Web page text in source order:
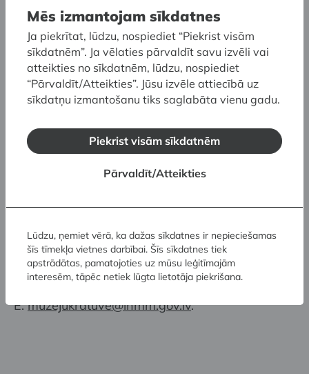
Ekspozīcija apskatāma bezmaksas.
Informāciju par papildus piedāvājuma cenām
Noderīga informācija
Apmeklētājiem ar velosipēdiem: velosipēdu
stāvvietas atrodas pa kreisi no ēkas galvenās
cenām.
Ja jums jānodrošina īpašas piekļuves prasības
vai ir radušies jautājumi, lūdzam sazināties ar
E:muzejukratuve@lnmm.gov.lv.
Mēs izmantojam sīkdatnes
Ja piekrītat, lūdzu, nospiediet “Piekrist visām
sīkdatnēm”. Ja vēlaties pārvaldīt savu izvēli vai
atteikties no sīkdatnēm, lūdzu, nospiediet
“Pārvaldīt/Atteikties”. Jūsu izvēle attiecībā uz
sīkdatņu izmantošanu tiks saglabāta vienu gadu.
Piekrist visām sīkdatnēm
Pārvaldīt/Atteikties
Lūdzu, ņemiet vērā, ka dažas sīkdatnes ir nepieciešamas
šīs tīmekļa vietnes darbībai. Šīs sīkdatnes tiek
apstrādātas, pamatojoties uz mūsu leģitīmajām
interesēm, tāpēc netiek lūgta lietotāja piekrišana.